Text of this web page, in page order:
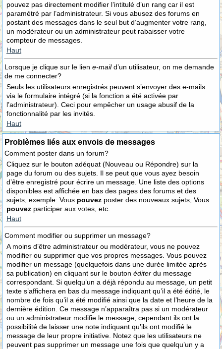
pouvez pas directement modifier l’intitulé d’un rang car il est
paramétré par l’administrateur. Si vous abusez des forums en
postant des messages dans le seul but d’augmenter votre rang,
un modérateur ou un administrateur peut rabaisser votre
compteur de messages.
Haut
Lorsque je clique sur le lien e-maild’un utilisateur, on me demande
de me connecter?
Seuls les utilisateurs enregistrés peuvent s’envoyer des e-mails
via le formulaire intégré (si la fonction a été activée par
l’administrateur). Ceci pour empêcher un usage abusif de la
fonctionnalité par les invités.
Haut
Problèmes liés aux envois de messages
Comment poster dans un forum?
Cliquez sur le bouton adéquat (Nouveau ou Répondre) sur la
page du forum ou des sujets. Il se peut que vous ayez besoin
d’être enregistré pour écrire un message. Une liste des options
disponibles est affichée en bas des pages des forums et des
sujets, exemple: Vous pouvez poster des nouveaux sujets, Vous
pouvez participer aux votes, etc.
Haut
Comment modifier ou supprimer un message?
A moins d’être administrateur ou modérateur, vous ne pouvez
modifier ou supprimer que vos propres messages. Vous pouvez
modifier un message (quelquefois dans une durée limitée après
sa publication) en cliquant sur le bouton éditer du message
correspondant. Si quelqu’un a déjà répondu au message, un petit
texte s’affichera en bas du message indiquant qu’il a été édité, le
nombre de fois qu’il a été modifié ainsi que la date et l’heure de la
dernière édition. Ce message n’apparaîtra pas si un modérateur
ou un administrateur modifie le message, cependant ils ont la
possibilité de laisser une note indiquant qu’ils ont modifié le
message de leur propre initiative. Notez que les utilisateurs ne
peuvent pas supprimer un message une fois que quelqu’un y a